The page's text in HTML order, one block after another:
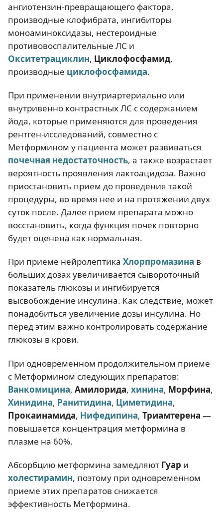
ангиотензин-превращающего фактора,
производные клофибрата, ингибиторы
моноаминоксидазы, нестероидные
противовоспалительные ЛС и
Окситетрациклин, Циклофосфамид,
производные циклофосфамида.
При применении внутриартериально или
внутривенно контрастных ЛС с содержанием
йода, которые применяются для проведения
рентген-исследований, совместно с
Метформином у пациента может развиваться
почечная недостаточность, а также возрастает
вероятность проявления лактоацидоза. Важно
приостановить прием до проведения такой
процедуры, во время нее и на протяжении двух
суток после. Далее прием препарата можно
восстановить, когда функция почек повторно
будет оценена как нормальная.
При приеме нейролептика Хлорпромазина в
больших дозах увеличивается сывороточный
показатель глюкозы и ингибируется
высвобождение инсулина. Как следствие, может
понадобиться увеличение дозы инсулина. Но
перед этим важно контролировать содержание
глюкозы в крови.
При одновременном продолжительном приеме
с Метформином следующих препаратов:
Ванкомицина, Амилорида, хинина, Морфина,
Хинидина, Ранитидина, Циметидина,
Прокаинамида, Нифедипина, Триамтерена —
повышается концентрация метформина в
плазме на 60%.
Абсорбцию метформина замедляют Гуар и
холестирамин, поэтому при одновременном
приеме этих препаратов снижается
эффективность Метформина.